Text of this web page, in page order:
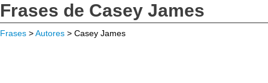
Frases de Casey James
Frases >Autores > Casey James